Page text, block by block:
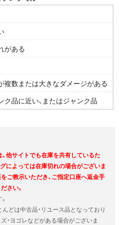
がある
複数または大きなダメージがある
品に近い、またはジャンク品
他サイトでも在庫を共有しているた
によっては在庫切れの場合がございま
ご教示いただき、ご指定口座へ返金手
さい。
どは中古品・リユース品となっており
・ヨゴレなどがある場合がございま